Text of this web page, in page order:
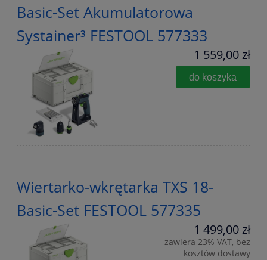
Basic-Set Akumulatorowa
Systainer³ FESTOOL 577333
1 559,00 zł
do koszyka
Wiertarko-wkrętarka TXS 18-
Basic-Set FESTOOL 577335
1 499,00 zł
zawiera 23% VAT, bez
kosztów dostawy